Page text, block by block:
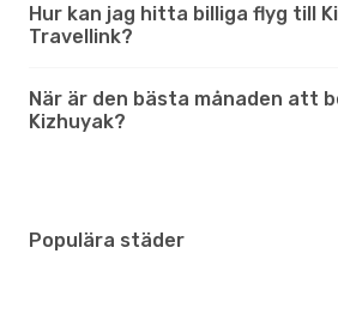
Hur kan jag hitta billiga flyg till
Travellink?
När är den bästa månaden att
Kizhuyak?
Populära städer